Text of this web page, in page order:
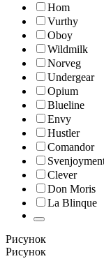
Hom
Vurthy
Oboy
Wildmilk
Norveg
Undergear
Opium
Blueline
Envy
Hustler
Comandor
Clever
Don Moris
La Blinque
Рисунок
Рисунок